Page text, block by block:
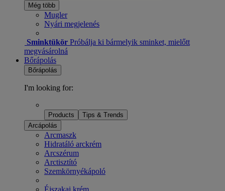
Még több
Mugler
Nyári megjelenés
Sminktükör Próbálja ki bármelyik sminket, mielőtt
megvásárolná
Bőrápolás
Bőrápolás
I'm looking for:
Products
Tips & Trends
Arcápolás
Arcmaszk
Hidratáló arckrém
Arcszérum
Arctisztító
Szemkörnyékápoló
Éjszakai krém